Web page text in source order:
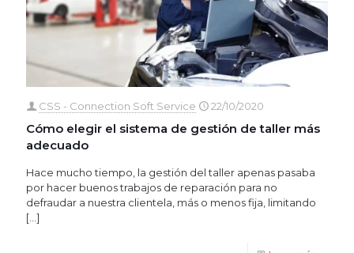
CSS - Connection Soft Service 22/10/2020
Cómo elegir el sistema de gestión de taller más
adecuado
Hace mucho tiempo, la gestión del taller apenas pasaba
por hacer buenos trabajos de reparación para no
defraudar a nuestra clientela, más o menos fija, limitando
[…]